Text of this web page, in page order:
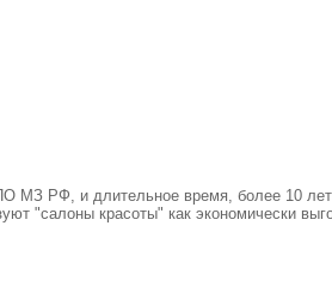
РФ, и длительное время, более 10 лет
"салоны красоты" как экономически